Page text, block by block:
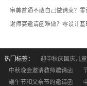
国庆请柬封面怎么写图片
热门标签： 迎中秋庆国庆儿
中秋晚会邀请教师邀请函
端午节和父亲节的邀请函